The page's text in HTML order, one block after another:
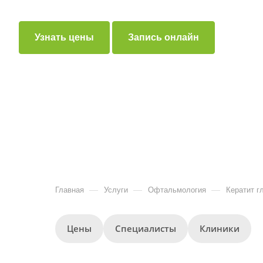
Узнать цены Запись онлайн
Главная — Услуги — Офтальмология — Кератит
Цены Специалисты Клиники